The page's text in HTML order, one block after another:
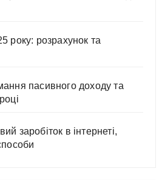
року: розрахунок та
пасивного доходу та
заробіток в інтернеті,